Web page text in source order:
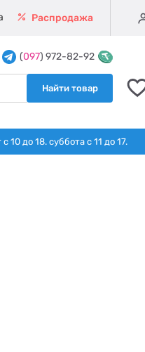
Распродажа
(097) 972-82-92
Найти товар
до 18. суббота с 11 до 17.